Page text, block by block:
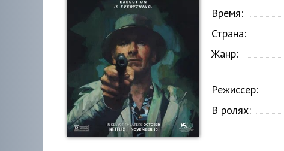
Время:
Страна:
Жанр:
Режиссер:
В ролях: